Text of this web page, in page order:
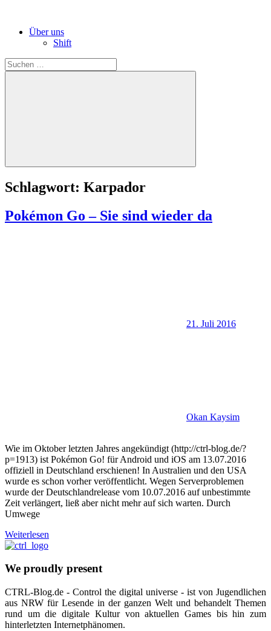
Über uns
Shift
Suchen
nach:
Suchen
Schlagwort: Karpador
Pokémon Go – Sie sind wieder da
21. Juli 2016
Okan Kaysim
Wie im Oktober letzten Jahres angekündigt (http://ctrl-blog.de/?
p=1913) ist Pokémon Go! für Android und iOS am 13.07.2016
offiziell in Deutschland erschienen! In Australien und den USA
wurde es schon vorher veröffentlicht. Wegen Serverproblemen
wurde der Deutschlandrelease vom 10.07.2016 auf unbestimmte
Zeit verlängert, ließ aber nicht mehr auf sich warten. Durch
Umwege
Weiterlesen
We proudly present
CTRL-Blog.de - Control the digital universe - ist von Jugendlichen
aus NRW für Lesende in der ganzen Welt und behandelt Themen
rund um die digitale Kultur von aktuellen Games bis hin zum
hinterletzten Internetphänomen.